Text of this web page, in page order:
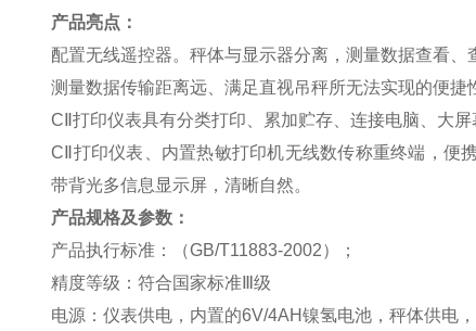
产品亮点：
配置无线遥控器。秤体与显示器分离，测量数据查看、
测量数据传输距离远、满足直视吊秤所无法实现的便捷
C Ⅱ打印仪表具有分类打印、累加贮存、连接电脑、大
C Ⅱ打印仪表、内置热敏打印机无线数传称重终端，
带背光多信息显示屏，清晰自然。
产品规格及参数：
产品执行标准：（GB/T11883-2002）；
精度等级：符合国家标准Ⅲ级
电源：仪表供电，内置的6V/4AH镍氢电池，秤体供电